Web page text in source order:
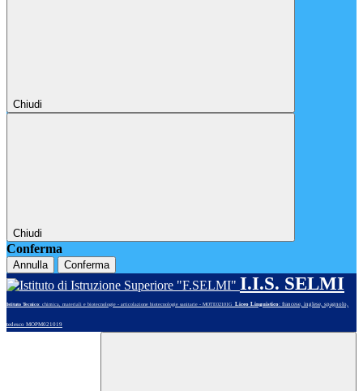
Chiudi
Chiudi
Conferma
Annulla Conferma
I.I.S. SELMI
Istituto Tecnico: chimica, materiali e biotecnologie - articolazione biotecnologie sanitarie - MOTE02101G Liceo Linguistico: francese, inglese, spagnolo,
tedesco MOPM021019